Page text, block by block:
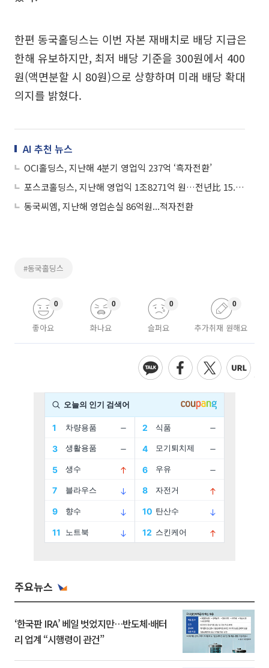
한편 동국홀딩스는 이번 자본 재배치로 배당 지급은
한해 유보하지만, 최저 배당 기준을 300원에서 400
원(액면분할 시 80원)으로 상향하며 미래 배당 확대
의지를 밝혔다.
AI 추천 뉴스
OCI홀딩스, 지난해 4분기 영업익 237억 ‘흑자전환’
포스코홀딩스, 지난해 영업익 1조8271억 원…전년比 15.9%↓
동국씨엠, 지난해 영업손실 86억원...적자전환
#동국홀딩스
좋아요
0
화나요
0
슬퍼요
0
추가취재 원해요
0
주요뉴스
‘한국판 IRA’ 베일 벗었지만…반도체·배터
리 업계 “시행령이 관건”